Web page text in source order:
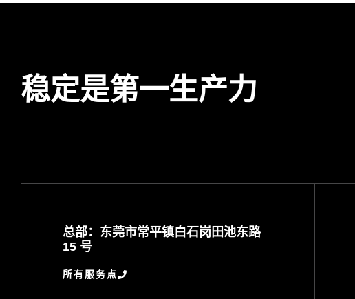
稳定是第一生产力
总部：东莞市常平镇白石岗田池东路
15 号
所有服务点